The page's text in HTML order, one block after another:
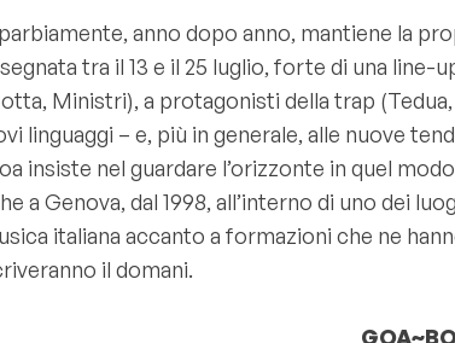
anno dopo anno, mantiene la
tra il 13 e il 25 luglio, forte di una line-
Ministri), a protagonisti della trap
linguaggi – e, più in generale, alle nuove
insiste nel guardare l’orizzonte in quel
a Genova, dal 1998, all’interno di uno dei
italiana accanto a formazioni che ne
il domani.